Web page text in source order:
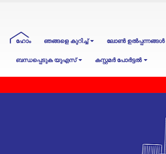
ഹോം ഞങ്ങളെ കുറിച്ച് ലോൺ ഉൽപ്പന്നങ്ങൾ
ബന്ധപ്പെടുക യുഎസ് കസ്റ്റമർ പോർട്ടൽ